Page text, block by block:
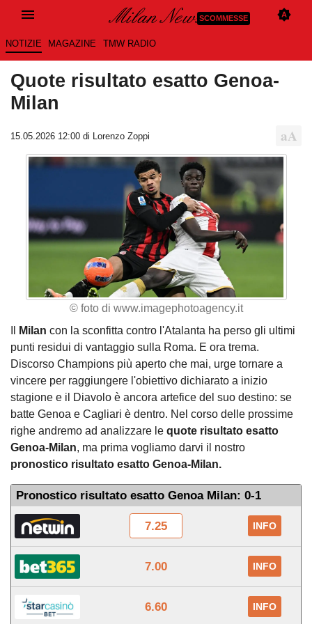
SCOMMESSE
NOTIZIE MAGAZINE TMW RADIO
Quote risultato esatto Genoa-
Milan
15.05.2026 12:00 di Lorenzo Zoppi
© foto di www.imagephotoagency.it
Milan con la sconfitta contro l'Atalanta ha perso gli ultimi
punti residui di vantaggio sulla Roma. E ora trema.
Discorso Champions più aperto che mai, urge tornare a
vincere per raggiungere l'obiettivo dichiarato a inizio
stagione e il Diavolo è ancora artefice del suo destino: se
batte Genoa e Cagliari è dentro. Nel corso delle prossime
righe andremo ad analizzare le quote risultato esatto
Genoa-Milan, ma prima vogliamo darvi il nostro
pronostico risultato esatto Genoa-Milan.
Pronostico risultato esatto Genoa Milan: 0-1
7.25 INFO
7.00 INFO
6.60 INFO